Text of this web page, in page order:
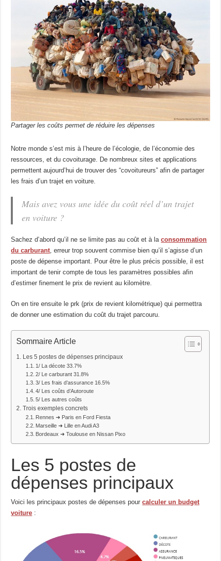
Partager les coûts permet de réduire les dépenses
Notre monde s’est mis à l’heure de l’écologie, de l’économie des
ressources, et du covoiturage. De nombreux sites et applications
permettent aujourd’hui de trouver des “covoitureurs” afin de partager
les frais d’un trajet en voiture.
Mais avez vous une idée du coût réel d’un trajet
en voiture ?
Sachez d’abord qu’il ne se limite pas au coût et à laconsommation
du carburant , erreur trop souvent commise bien qu’il s’agisse d’un
poste de dépense important. Pour être le plus précis possible, il est
important de tenir compte de tous les paramètres possibles afin
d’estimer finement le prix de revient au kilomètre.
On en tire ensuite le prk (prix de revient kilométrique) qui permettra
de donner une estimation du coût du trajet parcouru.
Sommaire Article
Les 5 postes de dépenses principaux
1/ La décote 33.7%
2/ Le carburant 31.8%
3/ Les frais d’assurance 16.5%
4/ Les coûts d’Autoroute
5/ Les autres coûts
Trois exemples concrets
Rennes ➜ Paris en Ford Fiesta
Marseille ➜ Lille en Audi A3
Bordeaux ➜ Toulouse en Nissan Pixo
Les 5 postes de
dépenses principaux
Voici les principaux postes de dépenses pourcalculer un budget
voiture :